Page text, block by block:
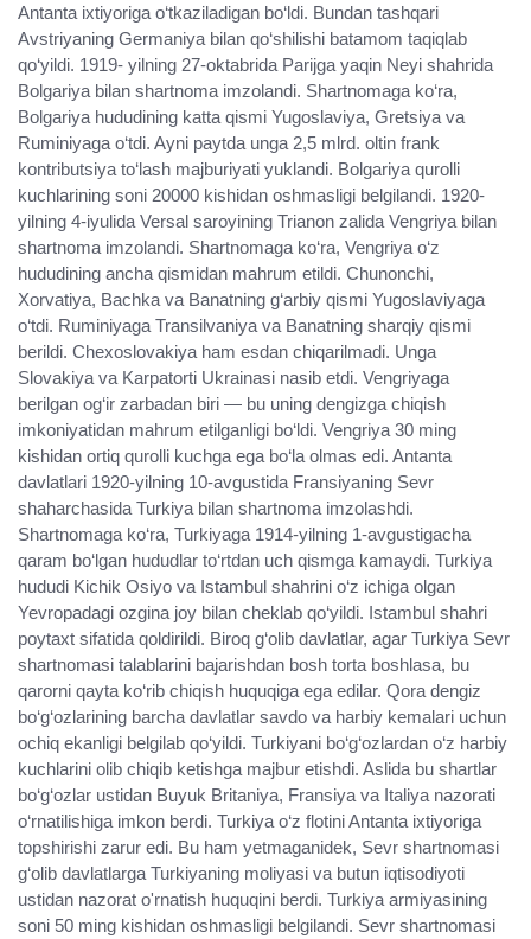
Antanta ixtiyoriga o‘tkaziladigan bo‘ldi. Bundan tashqari
Avstriyaning Germaniya bilan qo‘shilishi batamom taqiqlab
qo‘yildi. 1919- yilning 27-oktabrida Parijga yaqin Neyi shahrida
Bolgariya bilan shartnoma imzolandi. Shartnomaga ko‘ra,
Bolgariya hududining katta qismi Yugoslaviya, Gretsiya va
Ruminiyaga o‘tdi. Ayni paytda unga 2,5 mlrd. oltin frank
kontributsiya to‘lash majburiyati yuklandi. Bolgariya qurolli
kuchlarining soni 20000 kishidan oshmasligi belgilandi. 1920-
yilning 4-iyulida Versal saroyining Trianon zalida Vengriya bilan
shartnoma imzolandi. Shartnomaga ko‘ra, Vengriya o‘z
hududining ancha qismidan mahrum etildi. Chunonchi,
Xorvatiya, Bachka va Banatning g‘arbiy qismi Yugoslaviyaga
o‘tdi. Ruminiyaga Transilvaniya va Banatning sharqiy qismi
berildi. Chexoslovakiya ham esdan chiqarilmadi. Unga
Slovakiya va Karpatorti Ukrainasi nasib etdi. Vengriyaga
berilgan og‘ir zarbadan biri — bu uning dengizga chiqish
imkoniyatidan mahrum etilganligi bo‘ldi. Vengriya 30 ming
kishidan ortiq qurolli kuchga ega bo‘la olmas edi. Antanta
davlatlari 1920-yilning 10-avgustida Fransiyaning Sevr
shaharchasida Turkiya bilan shartnoma imzolashdi.
Shartnomaga ko‘ra, Turkiyaga 1914-yilning 1-avgustigacha
qaram bo‘lgan hududlar to‘rtdan uch qismga kamaydi. Turkiya
hududi Kichik Osiyo va Istambul shahrini o‘z ichiga olgan
Yevropadagi ozgina joy bilan cheklab qo‘yildi. Istambul shahri
poytaxt sifatida qoldirildi. Biroq g‘olib davlatlar, agar Turkiya Sevr
shartnomasi talablarini bajarishdan bosh torta boshlasa, bu
qarorni qayta ko‘rib chiqish huquqiga ega edilar. Qora dengiz
bo‘g‘ozlarining barcha davlatlar savdo va harbiy kemalari uchun
ochiq ekanligi belgilab qo‘yildi. Turkiyani bo‘g‘ozlardan o‘z harbiy
kuchlarini olib chiqib ketishga majbur etishdi. Aslida bu shartlar
bo‘g‘ozlar ustidan Buyuk Britaniya, Fransiya va Italiya nazorati
o‘rnatilishiga imkon berdi. Turkiya o‘z flotini Antanta ixtiyoriga
topshirishi zarur edi. Bu ham yetmaganidek, Sevr shartnomasi
g‘olib davlatlarga Turkiyaning moliyasi va butun iqtisodiyoti
ustidan nazorat o'rnatish huquqini berdi. Turkiya armiyasining
soni 50 ming kishidan oshmasligi belgilandi. Sevr shartnomasi